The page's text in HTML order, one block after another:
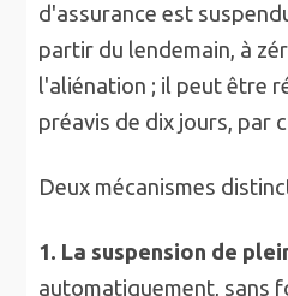
d'assurance est
partir du lendemain, à
l'aliénation ; il peut être
préavis de dix jours, par
Deux mécanismes
1. La suspension de
automatiquement, sans